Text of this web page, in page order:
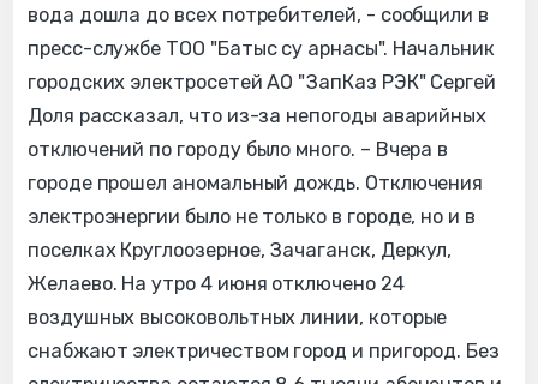
вода дошла до всех потребителей, - сообщили в
пресс-службе ТОО "Батыс су арнасы". Начальник
городских электросетей АО "ЗапКаз РЭК" Сергей
Доля рассказал, что из-за непогоды аварийных
отключений по городу было много. – Вчера в
городе прошел аномальный дождь. Отключения
электроэнергии было не только в городе, но и в
поселках Круглоозерное, Зачаганск, Деркул,
Желаево. На утро 4 июня отключено 24
воздушных высоковольтных линии, которые
снабжают электричеством город и пригород. Без